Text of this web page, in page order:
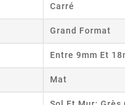
Carré
Grand Format
Entre 9mm Et
Mat